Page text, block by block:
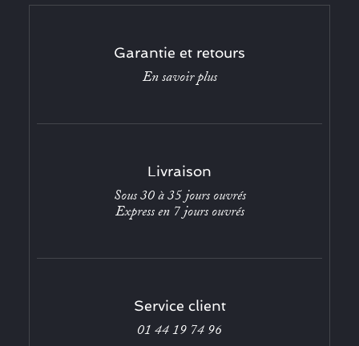
Garantie et retours
En savoir plus
Livraison
Sous 30 à 35 jours ouvrés
Express en 7 jours ouvrés
Service client
01 44 19 74 96